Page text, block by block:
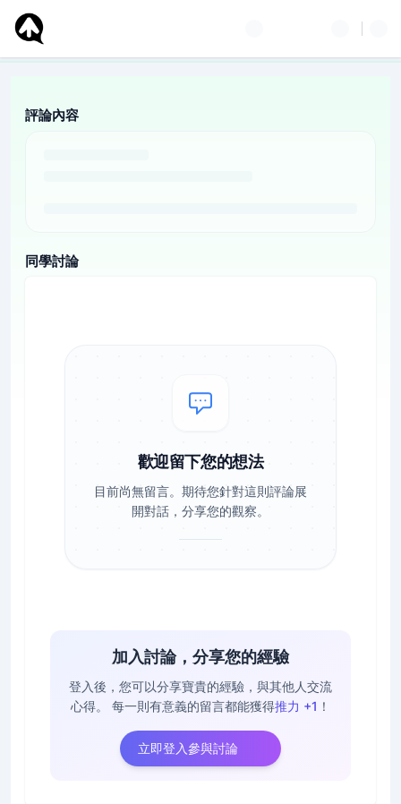
評論內容
同學討論
歡迎留下您的想法
目前尚無留言。期待您針對這則評論展
開對話，分享您的觀察。
加入討論，分享您的經驗
登入後，您可以分享寶貴的經驗，與其他人交流
心得。
每一則有意義的留言都能獲得推力 +1 ！
立即登入參與討論